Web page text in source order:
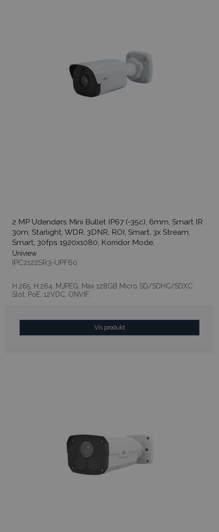
2 MP Udendørs Mini Bullet IP67 (-35c), 6mm, Smart IR
30m, Starlight, WDR, 3DNR, ROI, Smart, 3x Stream,
Smart, 30fps 1920x1080, Korridor Mode.
Uniview
IPC2122SR3-UPF60
H.265, H.264, MJPEG, Max 128GB Micro SD/SDHC/SDXC
Slot, PoE, 12VDC, ONVIF.
Vis produkt